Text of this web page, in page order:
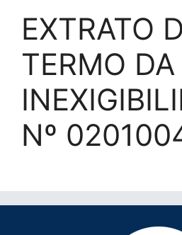
EXTRATO
TERMO DA
Nº